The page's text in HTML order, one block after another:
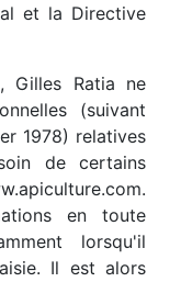
et la Directive
Gilles Ratia ne
(suivant
1978) relatives
de certains
en toute
lorsqu'il
Il est alors